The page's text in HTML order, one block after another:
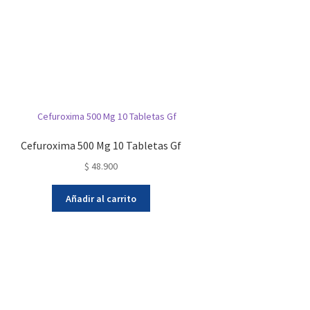
Cefuroxima 500 Mg 10 Tabletas Gf
$ 48.900
Añadir al carrito